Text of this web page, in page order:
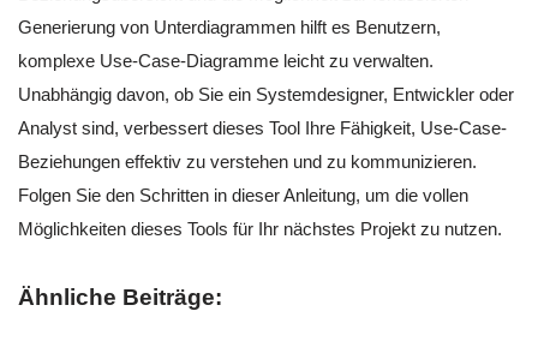
Generierung von Unterdiagrammen hilft es Benutzern,
komplexe Use-Case-Diagramme leicht zu verwalten.
Unabhängig davon, ob Sie ein Systemdesigner, Entwickler oder
Analyst sind, verbessert dieses Tool Ihre Fähigkeit, Use-Case-
Beziehungen effektiv zu verstehen und zu kommunizieren.
Folgen Sie den Schritten in dieser Anleitung, um die vollen
Möglichkeiten dieses Tools für Ihr nächstes Projekt zu nutzen.
Ähnliche Beiträge: